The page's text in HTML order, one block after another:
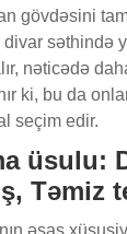
gövdəsini
səthində
nəticədə
ki, bu da
seçim edir.
üsulu:
Təmiz
əsas